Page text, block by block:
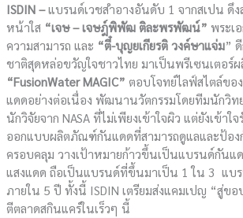
ISDIN –แบรนด์เวชสำอางอันดับ 1 จากสเปน ดึ
หน้าใส “เจษ – เจษฎ์พิพัฒ ติละพรพัฒน์”พระเ
ความสามารถ และ “ตี๋-บุญยเกียรติ วงค์ษาแจ่ม”
ชาติสุดหล่อขวัญใจชาวไทย มาเป็นพรีเซนเตอ
“FusionWater MAGIC” ตอบโจทย์ไลฟ์สไตล์ข
แดดอย่างต่อเนื่อง พัฒนานวัตกรรมโดยทีมนักวิท
นักวิจัยจาก NASA ที่ไม่เพียงเข้าใจผิว แต่ยังเข้าใจ
ออกแบบผลิตภัณฑ์กันแดดที่สามารถดูแลและป้อง
ครอบคลุม วางเป้าหมายก้าวขึ้นเป็นแบรนด์กันแ
แสงแดด ถือเป็นแบรนด์ที่ขึ้นมาเป็น 1 ใน 3 แบ
ภายใน 5 ปี ทั้งนี้ ISDIN เตรียมส่งแคมเปญ “สู่ข
ตีตลาดสกินแคร์ในเร็วๆ นี้